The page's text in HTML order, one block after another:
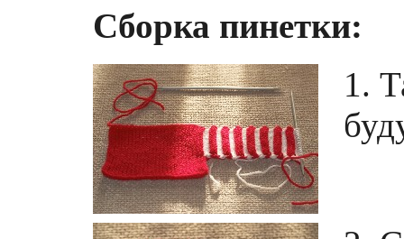
Сборка пинетки:
1.